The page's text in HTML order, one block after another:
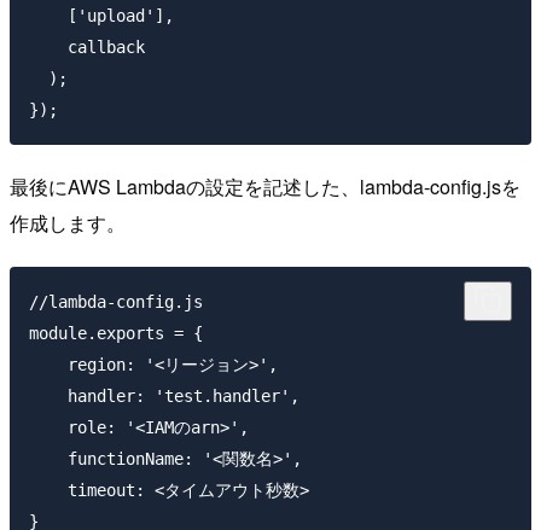
    ['upload'],
    callback
  );
最後にAWS Lambdaの設定を記述した、lambda-config.jsを
作成します。
//lambda-config.js
module.exports = {
    region: '<リージョン>',
    handler: 'test.handler',
    role: '<IAMのarn>',
    functionName: '<関数名>',
    timeout: <タイムアウト秒数>